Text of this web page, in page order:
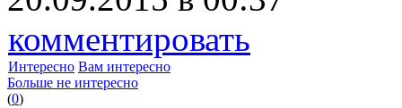
комментировать
Интересно Вам интересно
Больше не интересно
(0)